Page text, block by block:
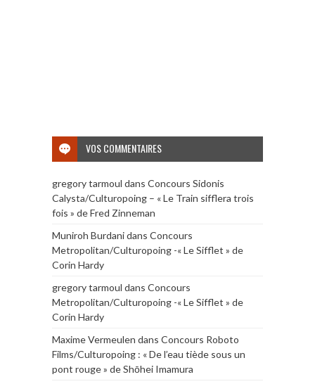
VOS COMMENTAIRES
gregory tarmoul dans Concours Sidonis
Calysta/Culturopoing – « Le Train sifflera trois
fois » de Fred Zinneman
Muniroh Burdanidans Concours
Metropolitan/Culturopoing -« Le Sifflet » de
Corin Hardy
gregory tarmoul dans Concours
Metropolitan/Culturopoing -« Le Sifflet » de
Corin Hardy
Maxime Vermeulen dans Concours Roboto
Films/Culturopoing : « De l’eau tiède sous un
pont rouge » de Shōhei Imamura